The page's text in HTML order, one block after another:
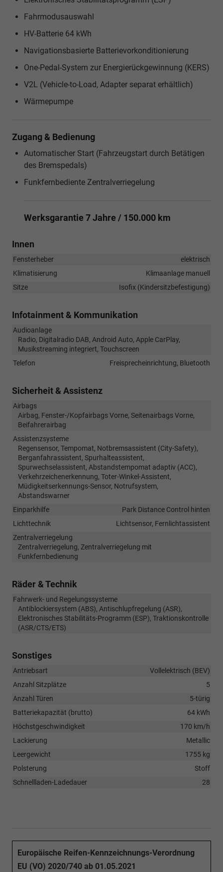
Fahrmodusauswahl
HV-Batterie 64 kWh
Navigationsbasierte Batterievorkonditionierung
One-Pedal-System zur Energierückgewinnung (KERS)
V2L (Vehicle-to-Load, Adapter separat erhältlich)
Wärmepumpe
Zugang & Bedienung
Automatischer Start (Fahrzeugstart durch Betätigen
des Bremspedals)
Funkfernbediente Zentralverriegelung
Werksgarantie 7 Jahre / 150.000 km
Innen
Fensterheber
elektrisch
Klimatisierung
Klimaanlage manuell
Sitze
Isofix (Kindersitzbefestigung)
Infotainment & Kommunikation
Audioanlage
Radio, Digitalradio DAB, Android Auto, Apple CarPlay,
Musikstreaming integriert, Touchscreen
Telefon
Freisprecheinrichtung, Bluetooth
Sicherheit & Assistenz
Airbags
Airbag, Fenster-/Kopfairbags Vorne, Seitenairbags Vorne,
Beifahrerairbag
Assistenzsysteme
Regensensor, Tempomat, Notbremsassistent (City-Safety),
Berganfahrassistent, Spurhalteassistent,
Spurwechselassistent, Abstandstempomat adaptiv (ACC),
Verkehrzeichenerkennung, Toter-Winkel-Assistent,
Müdigkeitserkennungs-Sensor, Notrufsystem,
Abstandswarner
Einparkhilfe
Park Distance Control hinten
Lichttechnik
Lichtsensor, Fernlichtassistent
Zentralverriegelung
Zentralverriegelung, Zentralverriegelung mit
Funkfernbedienung
Räder & Technik
Fahrwerk- und Regelungssysteme
Antiblockiersystem (ABS), Antischlupfregelung (ASR),
Elektronisches Stabilitäts-Programm (ESP), Traktionskontrolle
(ASR/CTS/ETS)
Sonstiges
Antriebsart
Vollelektrisch (BEV)
Anzahl Sitzplätze
5
Anzahl Türen
5-türig
Batteriekapazität (brutto)
64 kWh
Höchstgeschwindigkeit
170 km/h
Lackierung
Metallic
Leergewicht
1755 kg
Polsterung
Stoff
Schnellladen-Ladedauer
28
Europäische Reifen-Kennzeichnungs-Verordnung
EU (VO) 2020/740 ab 01.05.2021